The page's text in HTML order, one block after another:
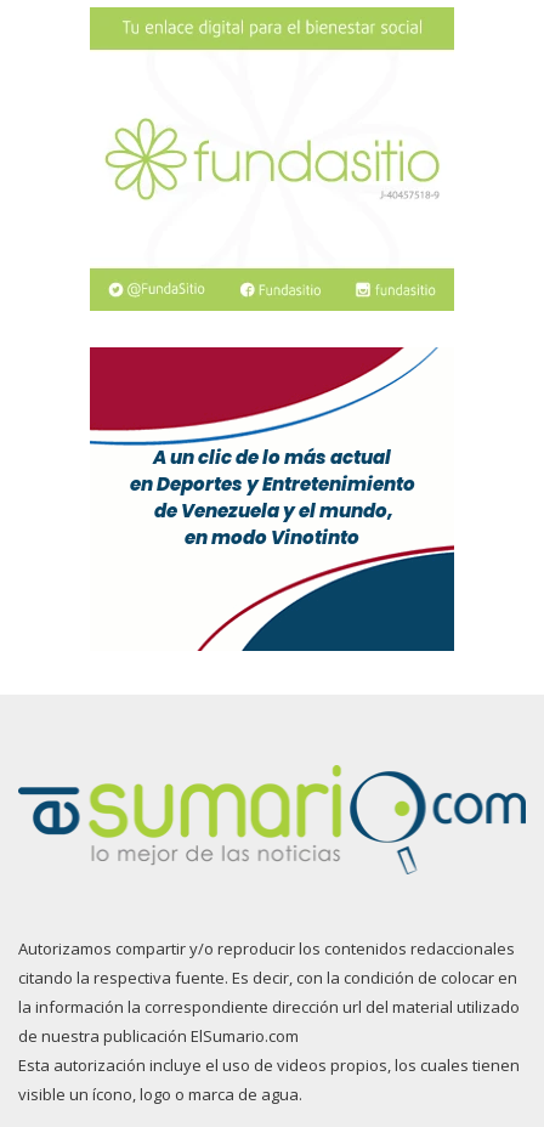
Autorizamos compartir y/o reproducir los contenidos redaccionales
citando la respectiva fuente. Es decir, con la condición de colocar en
la información la correspondiente dirección url del material utilizado
de nuestra publicación ElSumario.com
Esta autorización incluye el uso de videos propios, los cuales tienen
visible un ícono, logo o marca de agua.